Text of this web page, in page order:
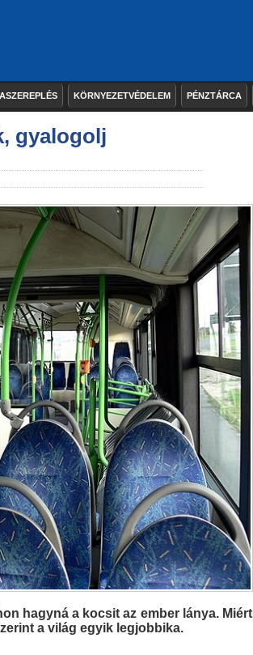
KÖRNYEZETVÉDELEM PÉNZTÁRCA
gyalogolj
hagyná a kocsit az ember lánya. Miért
a világ egyik legjobbika.